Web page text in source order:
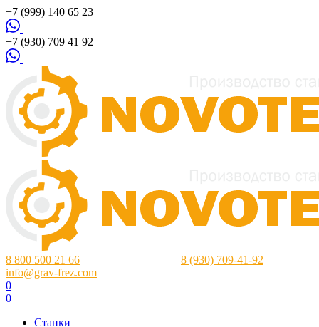
+7 (999) 140 65 23
+7 (930) 709 41 92
8 800 500 21 66
8 (930) 709-41-92
info@grav-frez.com
0
0
Станки